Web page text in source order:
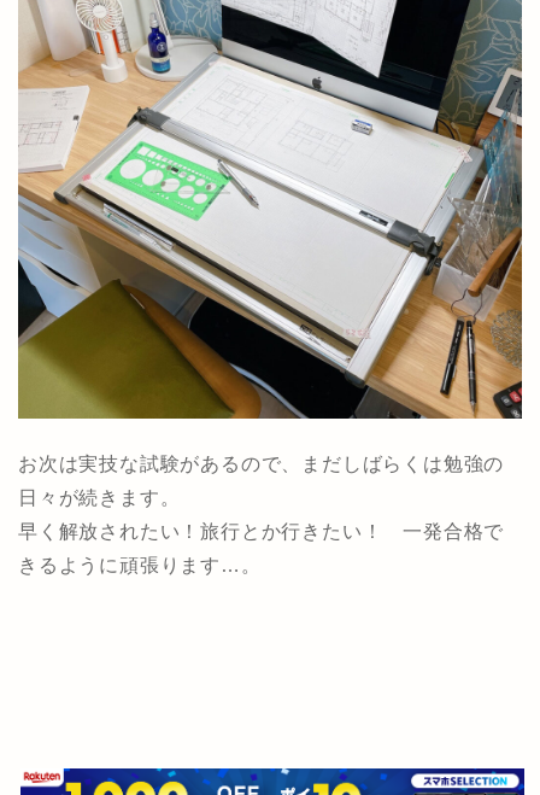
お次は実技な試験があるので、まだしばらくは勉強の
日々が続きます。
早く解放されたい！旅行とか行きたい！ 一発合格で
きるように頑張ります…。